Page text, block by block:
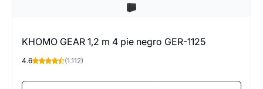
KHOMO GEAR 1,2 m 4 pie negro GER-1125
4.6 (1.112)